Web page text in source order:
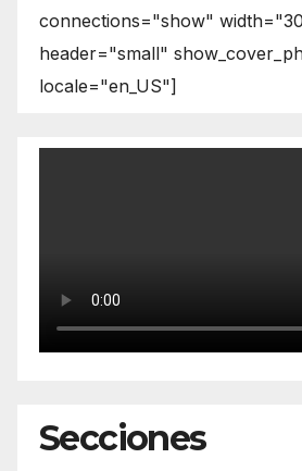
connections="show"
header="small"
locale="en_US"]
Secciones